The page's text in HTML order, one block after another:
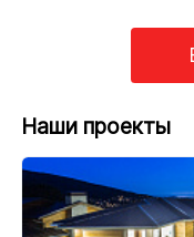
Наши проекты